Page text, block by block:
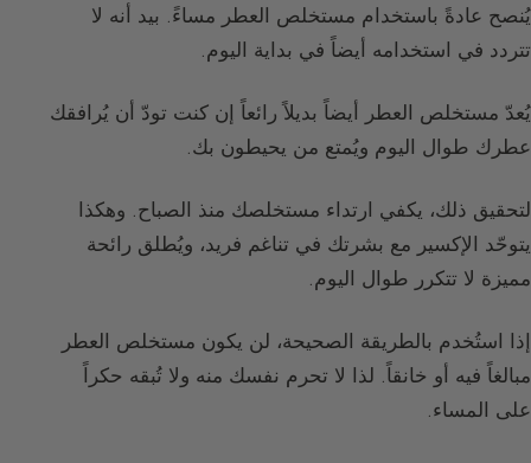
يُنصح عادةً باستخدام مستخلص العطر مساءً. بيد أنه لا
تتردد في استخدامه أيضاً في بداية اليوم.
يُعدّ مستخلص العطر أيضاً بديلاً رائعاً إن كنت تودّ أن يُرافقك
عطرك طوال اليوم ويُمتع من يحيطون بك.
لتحقيق ذلك، يكفي ارتداء مستخلصك منذ الصباح. وهكذا
يتوحّد الإكسير مع بشرتك في تناغم فريد، ويُطلق رائحة
مميزة لا تتكرر طوال اليوم.
إذا استُخدم بالطريقة الصحيحة، لن يكون مستخلص العطر
مبالغاً فيه أو خانقاً. لذا لا تحرم نفسك منه ولا تُبقه حكراً
على المساء.